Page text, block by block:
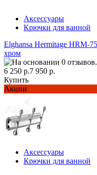
Аксессуары
Крючки для ванной
Elghansa Hermitage HRM-
хром
6 250 р.7 950 р.
Купить
Акции
Аксессуары
Крючки для ванной